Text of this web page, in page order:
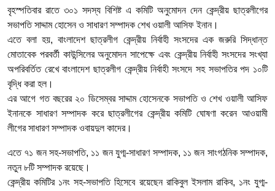
বৃহস্পতিবার রাতে ৩০১ সদস্য বিশিষ্ট এ কমিটি অনুমোদন দেন কেন্দ্রীয় ছাত্রলীগের
সভাপতি সাদ্দাম হোসেন ও সাধারণ সম্পাদক শেখ ওয়ালী আসিফ ইনান।
এতে বলা হয়, বাংলাদেশ ছাত্রলীগ কেন্দ্রীয় নির্বাহী সংসদের এক জরুরি সিদ্ধান্ত
মোতাবেক পরবর্তী কাউন্সিলের অনুমোদন সাপেক্ষে এবং কেন্দ্রীয় নির্বাহী সংসদের সংখ্যা
অপরিবর্তিত রেখে বাংলাদেশ ছাত্রলীগ কেন্দ্রীয় নির্বাহী সংসদে সহ সভাপতির পদ ১০টি
বৃদ্ধি করা হল।
এর আগে গত বছরের ২০ ডিসেম্বর সাদ্দাম হোসেনকে সভাপতি ও শেখ ওয়ালী আসিফ
ইনানকে সাধারণ সম্পাদক করে ছাত্রলীগের কেন্দ্রীয় কমিটি ঘোষণা করেন আওয়ামী
লীগের সাধারণ সম্পাদক ওবায়দুল কাদের।
এতে ৭১ জন সহ-সভাপতি, ১১ জন যুগ্ম-সাধারণ সম্পাদক, ১১ জন সাংগঠনিক সম্পাদক,
নতুন ৮টি সম্পাদক রয়েছে।
কেন্দ্রীয় কমিটির ১নং সহ-সভাপতি হিসেবে রয়েছেন রাকিবুল ইসলাম রাকিব, ১নং যুগ্ম-